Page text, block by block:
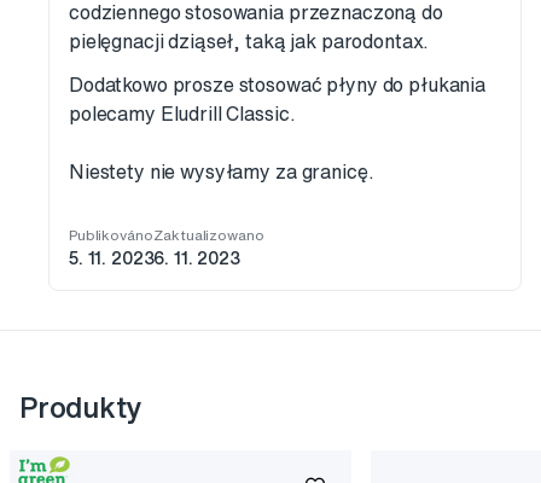
codziennego stosowania przeznaczoną do
pielęgnacji dziąseł, taką jak parodontax.
Dodatkowo prosze stosować płyny do płukania
polecamy Eludrill Classic.
Niestety nie wysyłamy za granicę.
Publikováno
5. 11. 2023
Zaktualizowano
6. 11. 2023
Produkty